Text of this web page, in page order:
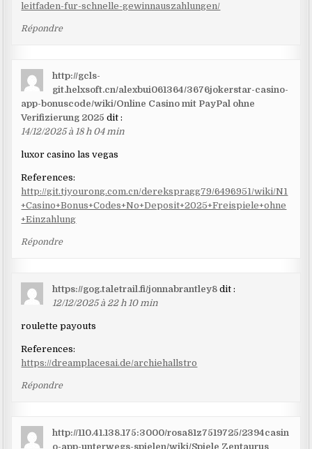
leitfaden-fur-schnelle-gewinnauszahlungen/
Répondre
http://gcls-
git.helxsoft.cn/alexbui061364/3676jokerstar-casino-
app-bonuscode/wiki/Online Casino mit PayPal ohne
Verifizierung 2025 dit :
14/12/2025 à 18 h 04 min
luxor casino las vegas
References:
http://git.tjyourong.com.cn/derekspragg79/6496951/wiki/N1
+Casino+Bonus+Codes+No+Deposit+2025+Freispiele+ohne
+Einzahlung
Répondre
https://gog.taletrail.fi/jonnabrantley8 dit :
12/12/2025 à 22 h 10 min
roulette payouts
References:
https://dreamplacesai.de/archiehallstro
Répondre
http://110.41.138.175:3000/rosa81z7519725/2394casin
o-app-unterwegs-spielen/wiki/Spiele Zentaurus